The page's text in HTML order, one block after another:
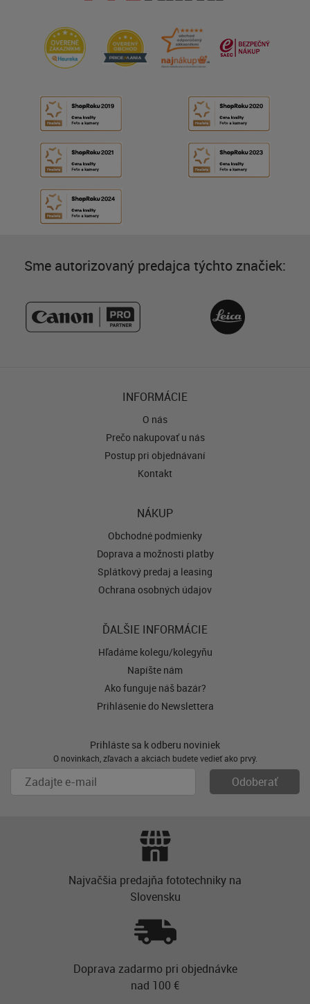
Sme autorizovaný predajca týchto značiek:
INFORMÁCIE
O nás
Prečo nakupovať u nás
Postup pri objednávaní
Kontakt
NÁKUP
Obchodné podmienky
Doprava a možnosti platby
Splátkový predaj a leasing
Ochrana osobných údajov
ĎALŠIE INFORMÁCIE
Hľadáme kolegu/kolegyňu
Napíšte nám
Ako funguje náš bazár?
Prihlásenie do Newslettera
Prihláste sa k odberu noviniek
O novinkách, zľavách a akciách budete vedieť ako prvý.
Najvačšia predajňa fototechniky na
Slovensku
Doprava zadarmo pri objednávke
nad 100 €